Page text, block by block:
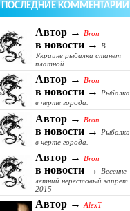
ПОСЛЕДНИЕ КОММЕНТАРИИ
Автор → Bron
в новости →
В
Украине рыбалка станет
платной
Автор → Bron
в новости →
Рыбалка
в черте города.
Автор → Bron
в новости →
Рыбалка
в черте города.
Автор → Bron
в новости →
Весенне-
летний нерестовый запрет
2015
Автор → AlexT